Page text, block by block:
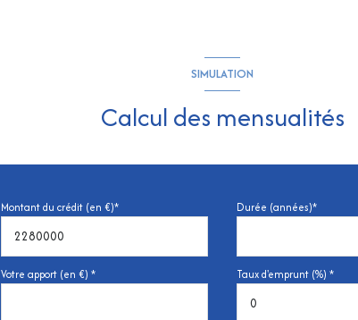
SIMULATION
Calcul des mensualités
Montant du crédit (en €)* Durée (années)*
Votre apport (en €) * Taux d'emprunt (%) *